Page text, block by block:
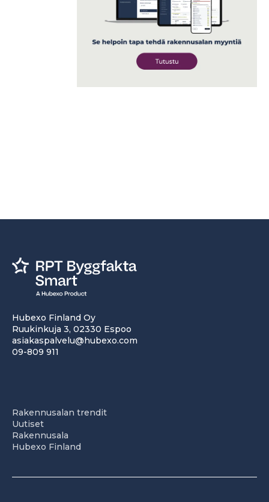
Hubexo Finland Oy
Ruukinkuja 3, 02330 Espoo
asiakaspalvelu@hubexo.com
09-809 911
Rakennusalan trendit
Uutiset
Rakennusala
Hubexo Finland